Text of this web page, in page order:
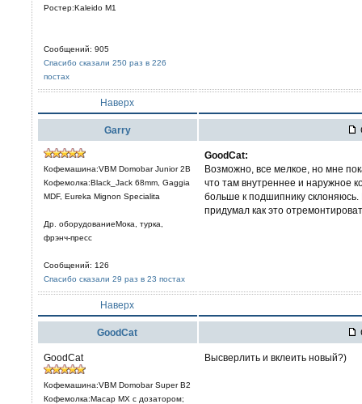
Ростер:Kaleido M1
Сообщений: 905
Спасибо сказали 250 раз в 226
постах
Наверх
Garry
Кофемашина:VBM Domobar Junior 2B
Кофемолка:Black_Jack 68mm, Gaggia
MDF, Eureka Mignon Specialita
Др. оборудованиеМока, турка,
фрэнч-пресс
Сообщений: 126
Спасибо сказали 29 раз в 23 постах
GoodCat:
Возможно, все мелкое, но мне
что там внутреннее и наружное
больше к подшипнику
придумал как это
Наверх
GoodCat
GoodCat
Кофемашина:VBM Domobar Super B2
Кофемолка:Macap MX с дозатором;
Высверлить и вклеить новый?)